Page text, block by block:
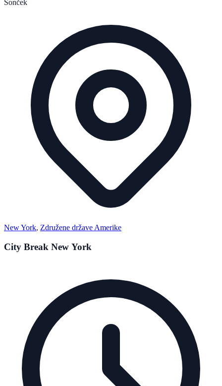
Sonček
New York, Združene države Amerike
City Break New York